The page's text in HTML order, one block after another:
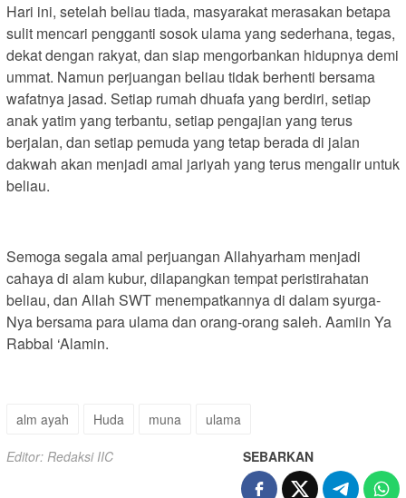
Hari ini, setelah beliau tiada, masyarakat merasakan betapa
sulit mencari pengganti sosok ulama yang sederhana, tegas,
dekat dengan rakyat, dan siap mengorbankan hidupnya demi
ummat. Namun perjuangan beliau tidak berhenti bersama
wafatnya jasad. Setiap rumah dhuafa yang berdiri, setiap
anak yatim yang terbantu, setiap pengajian yang terus
berjalan, dan setiap pemuda yang tetap berada di jalan
dakwah akan menjadi amal jariyah yang terus mengalir untuk
beliau.
Semoga segala amal perjuangan Allahyarham menjadi
cahaya di alam kubur, dilapangkan tempat peristirahatan
beliau, dan Allah SWT menempatkannya di dalam syurga-
Nya bersama para ulama dan orang-orang saleh. Aamiin Ya
Rabbal ‘Alamin.
alm ayah Huda muna ulama
Editor: Redaksi IIC SEBARKAN